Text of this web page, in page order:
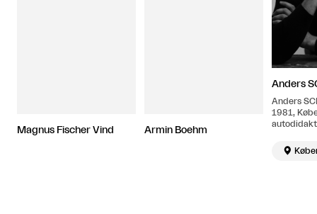
Magnus Fischer Vind Armin Boehm
Anders
Anders
1981,
